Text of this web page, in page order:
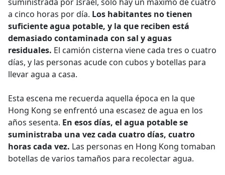
a cinco horas por día. Los habitantes no tienen
suficiente agua potable, y la que reciben está
demasiado contaminada con sal y aguas
residuales. El camión cisterna viene cada tres o cuatro
días, y las personas acude con cubos y botellas para
llevar agua a casa.
Esta escena me recuerda aquella época en la que
Hong Kong se enfrentó una escasez de agua en los
años sesenta. En esos días, el agua potable se
suministraba una vez cada cuatro días, cuatro
horas cada vez. Las personas en Hong Kong tomaban
botellas de varios tamaños para recolectar agua.